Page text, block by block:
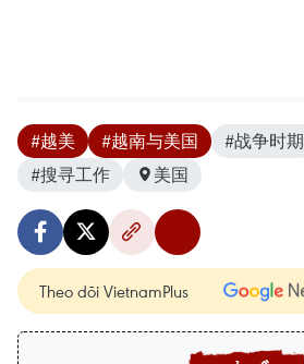
#越美 #越南与美国 #战争时期
#搜寻工作
美国
Theo dõi VietnamPlus